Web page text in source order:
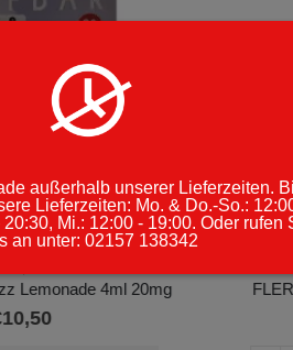
20mg FLERBAR Pink
außerhalb unserer Lieferzeiten.
Lieferzeiten: Mo. & Do.-So.:
Mi.: 12:00 - 19:00. Oder rufen
an unter: 02157 138342